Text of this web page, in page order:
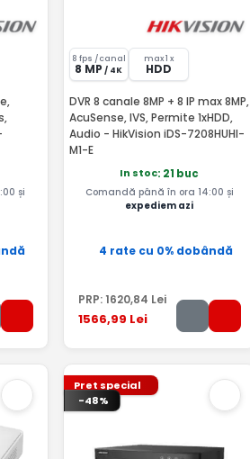
și
8 fps /canal
8 MP / 4K
max 1 x
HDD
DVR 8 canale 8MP + 8 IP max 8MP,
AcuSense, IVS, Permite 1xHDD,
Audio - HikVision iDS-7208HUHI-
M1-E
In stoc: 21 buc
Comandă până în ora 14:00 și
expediem azi
4 rate cu 0% dobândă
PRP: 1620,84 Lei
1566,99 Lei
Pret special
-48%